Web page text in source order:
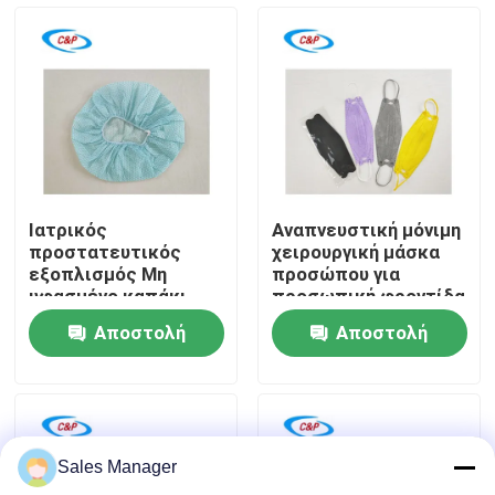
Εμφάνιση VR
Σχετικά με εμάς
Έλεγχος ποιότητας
Επικοινωνήστε μαζί μας
Ειδήσεις
Υποθέσεις
Ιατρικός
προστατευτικός
εξοπλισμός Μη
υφασμένο καπάκι
απομόνωσης για
κάλυψη και
προστασία
Αποστολή
Αναπνευστική μόνιμη
χειρουργική μάσκα
προσώπου για
προσωπική φροντίδα
Αποστολή
Sales Manager